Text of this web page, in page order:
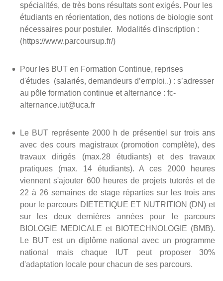
spécialités, de très bons résultats sont exigés. Pour les
étudiants en réorientation, des notions de biologie sont
nécessaires pour postuler. Modalités d'inscription :
(https://www.parcoursup.fr/)
Pour les BUT en Formation Continue, reprises
d'études (salariés, demandeurs d’emploi..) : s’adresser
au pôle formation continue et alternance : fc-
alternance.iut@uca.fr
Le BUT représente 2000 h de présentiel sur trois ans
avec des cours magistraux (promotion complète), des
travaux dirigés (max.28 étudiants) et des travaux
pratiques (max. 14 étudiants). A ces 2000 heures
viennent s'ajouter 600 heures de projets tutorés et de
22 à 26 semaines de stage réparties sur les trois ans
pour le parcours DIETETIQUE ET NUTRITION (DN) et
sur les deux dernières années pour le parcours
BIOLOGIE MEDICALE et BIOTECHNOLOGIE (BMB).
Le BUT est un diplôme national avec un programme
national mais chaque IUT peut proposer 30%
d'adaptation locale pour chacun de ses parcours.